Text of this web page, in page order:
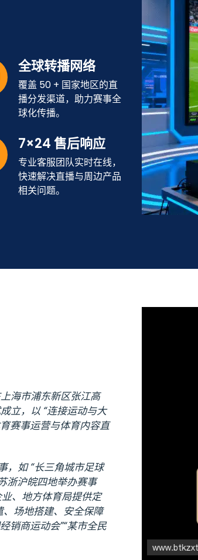
全球转播网络
覆盖 50 + 国家地区的直
播分发渠道，助力赛事全
球化传播。
7×24 售后响应
专业客服团队实时在线，
快速解决直播与周边产品
相关问题。
海市浦东新区张江高
立，以 “连接运动与大
赛事运营与体育内容直
，如 “长三角城市足球
浙沪皖四地举办赛事
、地方体育局提供定
场地搭建、安全保障
销商运动会”“某市全民